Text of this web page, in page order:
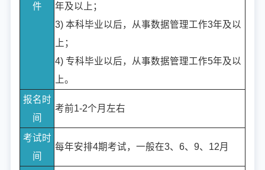
件
年及以上；
3) 本科毕业以后，从事数据管理工作3年及以
上；
4) 专科毕业以后，从事数据管理工作5年及以
上。
报名时
间
考前1-2个月左右
考试时
间
每年安排4期考试，一般在3、6、9、12月